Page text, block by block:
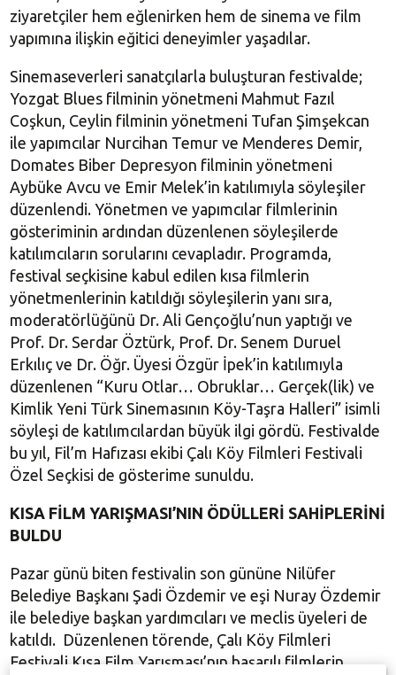
ziyaretçiler hem eğlenirken hem de sinema ve film
yapımına ilişkin eğitici deneyimler yaşadılar.
Sinemaseverleri sanatçılarla buluşturan festivalde;
Yozgat Blues filminin yönetmeni Mahmut Fazıl
Coşkun, Ceylin filminin yönetmeni Tufan Şimşekcan
ile yapımcılar Nurcihan Temur ve Menderes Demir,
Domates Biber Depresyon filminin yönetmeni
Aybüke Avcu ve Emir Melek’in katılımıyla söyleşiler
düzenlendi. Yönetmen ve yapımcılar filmlerinin
gösteriminin ardından düzenlenen söyleşilerde
katılımcıların sorularını cevapladır. Programda,
festival seçkisine kabul edilen kısa filmlerin
yönetmenlerinin katıldığı söyleşilerin yanı sıra,
moderatörlüğünü Dr. Ali Gençoğlu’nun yaptığı ve
Prof. Dr. Serdar Öztürk, Prof. Dr. Senem Duruel
Erkılıç ve Dr. Öğr. Üyesi Özgür İpek’in katılımıyla
düzenlenen “Kuru Otlar… Obruklar… Gerçek(lik) ve
Kimlik Yeni Türk Sinemasının Köy-Taşra Halleri” isimli
söyleşi de katılımcılardan büyük ilgi gördü. Festivalde
bu yıl, Fil’m Hafızası ekibi Çalı Köy Filmleri Festivali
Özel Seçkisi de gösterime sunuldu.
KISA FİLM YARIŞMASI’NIN ÖDÜLLERİ SAHİPLERİNİ
BULDU
Pazar günü biten festivalin son gününe Nilüfer
Belediye Başkanı Şadi Özdemir ve eşi Nuray Özdemir
ile belediye başkan yardımcıları ve meclis üyeleri de
katıldı. Düzenlenen törende, Çalı Köy Filmleri
Festivali Kısa Film Yarışması’nın başarılı filmlerin